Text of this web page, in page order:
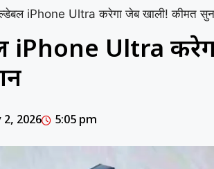
iPhone Ultra करेगा जेब खाली! कीमत
iPhone Ultra
2, 2026 5:05 pm